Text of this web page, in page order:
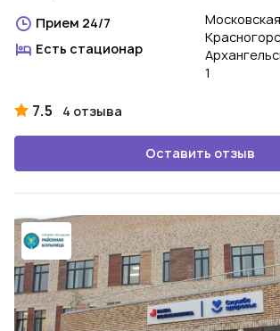
Прием 24/7
Есть стационар
1
7.5 4 отзыва
Оставить отзыв